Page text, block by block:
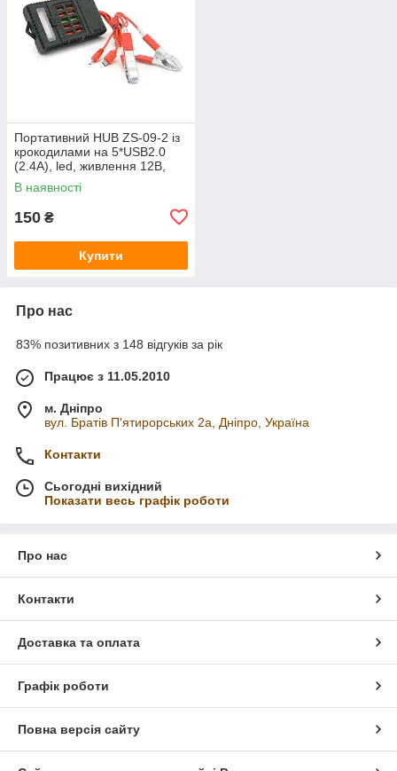
Портативний HUB ZS-09-2 із
крокодилами на 5*USB2.0
(2.4A), led, живлення 12В,
Black, Box
В наявності
150 ₴
Купити
Про нас
83% позитивних з 148 відгуків за рік
Працює з 11.05.2010
м. Дніпро
вул. Братів П'ятирорських 2а, Дніпро, Україна
Контакти
Сьогодні вихідний
Показати весь графік роботи
Про нас
Контакти
Доставка та оплата
Графік роботи
Повна версія сайту